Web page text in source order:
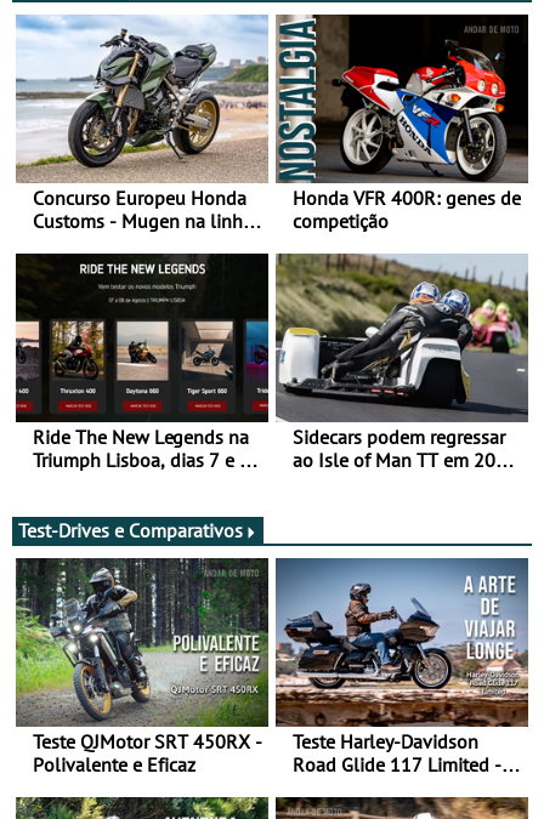
Concurso Europeu Honda
Customs - Mugen na linha
ganhar
Honda VFR 400R: genes de
competição
Ride The New Legends na
Triumph Lisboa, dias 7 e 8
Sidecars podem regressar
ao Isle of Man TT em 2027
Test-Drives e Comparativos
Teste QJMotor SRT 450RX -
Polivalente e Eficaz
Teste Harley-Davidson
Road Glide 117 Limited - A